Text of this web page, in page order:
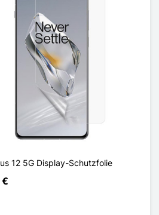
12 5G Display-Schutzfolie